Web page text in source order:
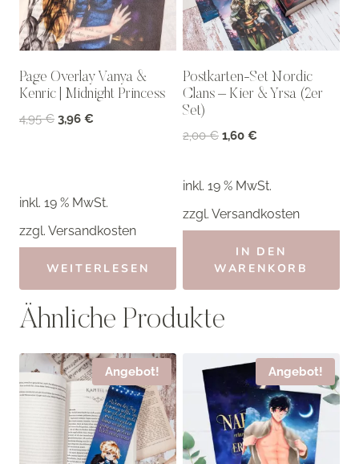
Page Overlay Vanya &
Kenric | Midnight Princess
4,95€ Ursprünglicher
3,96 €
inkl. 19 % MwSt.
zzgl. Versandkosten
WEITERLESEN
Postkarten-Set Nordic
Clans – Kier & Yrsa (2er
Set)
2,00€ Ursprünglicher
2,00 €
1,60 €
1,60 €.
inkl. 19 % MwSt.
zzgl. Versandkosten
IN DEN
WARENKORB
Ähnliche Produkte
Angebot! Angebot!